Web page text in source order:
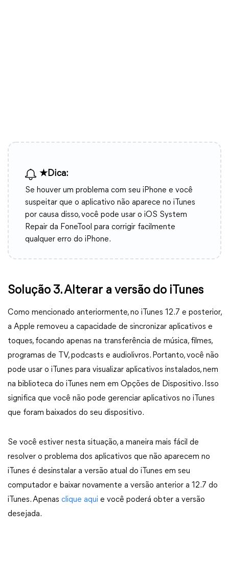
★Dica:
Se houver um problema com seu iPhone e você
suspeitar que o aplicativo não aparece no iTunes
por causa disso, você pode usar o iOS System
Repair da FoneTool para corrigir facilmente
qualquer erro do iPhone.
Solução 3. Alterar a versão do iTunes
Como mencionado anteriormente, no iTunes 12.7 e posterior,
a Apple removeu a capacidade de sincronizar aplicativos e
toques, focando apenas na transferência de música, filmes,
programas de TV, podcasts e audiolivros. Portanto, você não
pode usar o iTunes para visualizar aplicativos instalados, nem
na biblioteca do iTunes nem em Opções de Dispositivo. Isso
significa que você não pode gerenciar aplicativos no iTunes
que foram baixados do seu dispositivo.
Se você estiver nesta situação, a maneira mais fácil de
resolver o problema dos aplicativos que não aparecem no
iTunes é desinstalar a versão atual do iTunes em seu
computador e baixar novamente a versão anterior a 12.7 do
iTunes. Apenas clique aqui e você poderá obter a versão
desejada.